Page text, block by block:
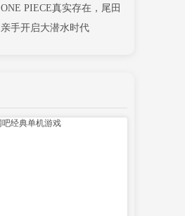
ONE PIECE真实存在，尾田
亲手开启大潜水时代